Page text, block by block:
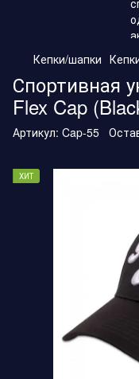
Кепки/шапки
Спортивная
Flex Cap
Артикул: Cap-55
ХИТ